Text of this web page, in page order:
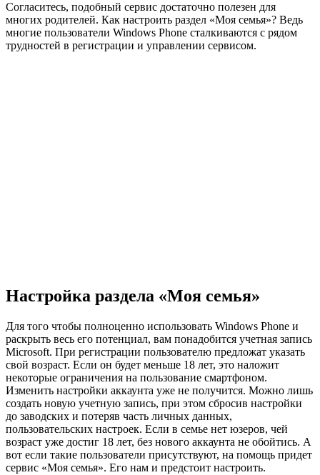
Согласитесь, подобный сервис достаточно полезен для
многих родителей. Как настроить раздел «Моя семья»? Ведь
многие пользователи Windows Phone сталкиваются с рядом
трудностей в регистрации и управлении сервисом.
Настройка раздела «Моя семья»
Для того чтобы полноценно использовать Windows Phone и
раскрыть весь его потенциал, вам понадобится учетная запись
Microsoft. При регистрации пользователю предложат указать
свой возраст. Если он будет меньше 18 лет, это наложит
некоторые ограничения на пользование смартфоном.
Изменить настройки аккаунта уже не получится. Можно лишь
создать новую учетную запись, при этом сбросив настройки
до заводских и потеряв часть личных данных,
пользовательских настроек. Если в семье нет юзеров, чей
возраст уже достиг 18 лет, без нового аккаунта не обойтись. А
вот если такие пользователи присутствуют, на помощь придет
сервис «Моя семья». Его нам и предстоит настроить.